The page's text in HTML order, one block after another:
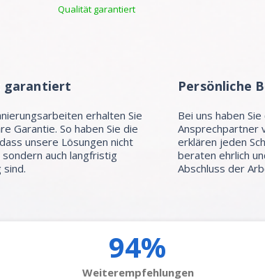
Qualität garantiert
garantiert
erhalten Sie
Garantie. So haben Sie die
unsere Lösungen nicht
sondern auch langfristig
sind.
Persönliche
Bei uns haben
Ansprechpartner
erklären jeden
beraten ehrlich
Abschluss der
94%
Weiterempfehlungen